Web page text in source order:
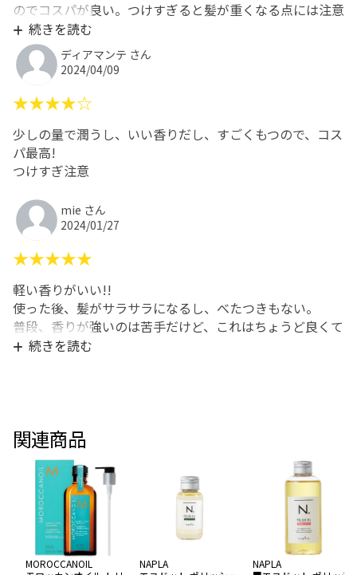
のでコスパが良い。つけすぎると髪が重くなる点には注意
が必要です。
続きを読む
ディアマンテ さん
2024/04/09
★★★★☆
少しの量で潤うし、いい香りだし、すごくもつので、コス
パ最高!
つけすぎ注意
mie さん
2024/01/27
★★★★★
軽い香りがいい!!
使った後、髪がサラサラになるし、べたつきもない。
普段、香りが強いのは苦手だけど、これはちょうど良くて
気に入った
続きを読む
関連商品
MOROCCANOIL
NAPLA
NAPLA